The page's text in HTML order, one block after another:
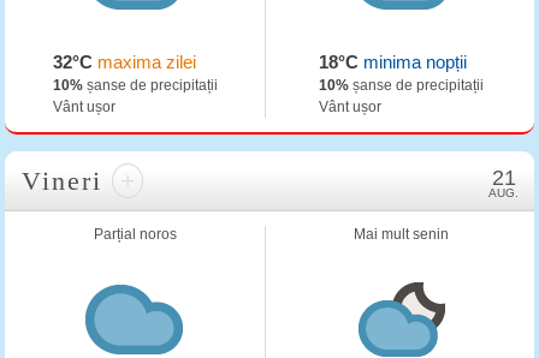
32°Cmaxima zilei
10%șanse de precipitații
Vânt ușor
18°C minima nopții
10% șanse de precipitații
Vânt ușor
Vineri + 21
AUG.
Parțial noros Mai mult senin